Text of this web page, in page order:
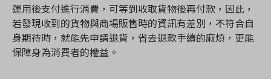
運用後支付進行消費，可等到收取貨物後再付款，因此，
若發現收到的貨物與商場販售時的資訊有差別，不符合自
身期待時，就能先申請退貨，省去退款手續的麻煩，更能
保障身為消費者的權益。